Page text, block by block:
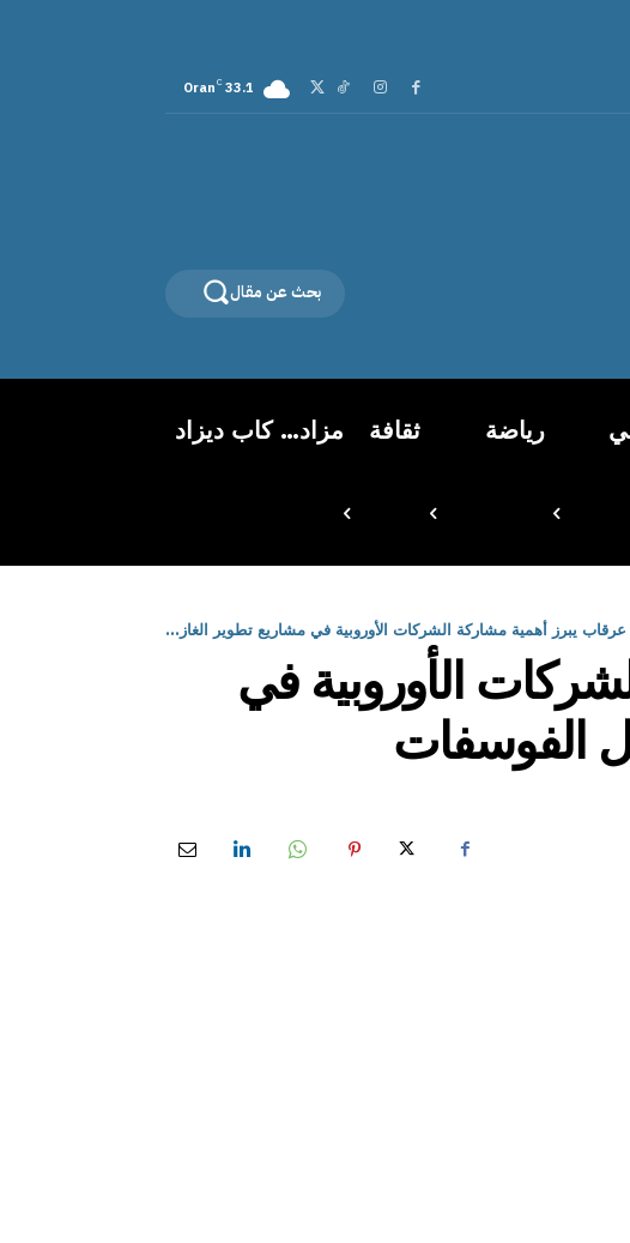
33.1
C
Oran
بحث عن مقال
رياضة ثقافة مزاد… كاب ديزاد
عرقاب يبرز أهمية مشاركة الشركات الأوروبية في مشاريع تطوير الغاز...
الأوروبية في
الفوسفات